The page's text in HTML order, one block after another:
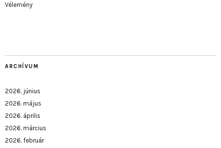
Vélemény
ARCHÍVUM
2026. június
2026. május
2026. április
2026. március
2026. február